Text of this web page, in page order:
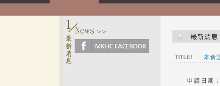
TITLE/ 本會
申請日期